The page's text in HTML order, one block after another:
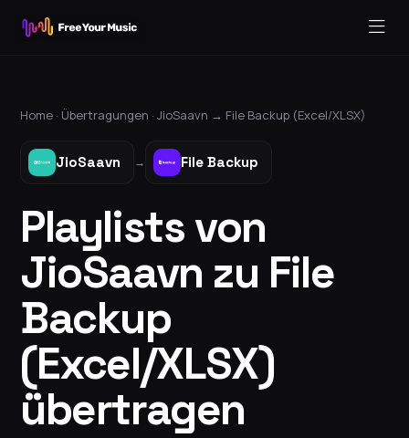
Home · Übertragungen · JioSaavn → File Backup (Excel/XLSX)
JioSaavn → File Backup
Playlists von
JioSaavn zu File
Backup
(Excel/XLSX)
übertragen